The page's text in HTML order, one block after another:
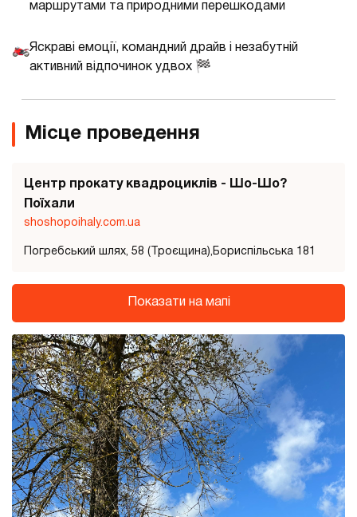
маршрутами та природними перешкодами
🏍️Яскраві емоції, командний драйв і незабутній
активний відпочинок удвох 🏁
Місце проведення
Центр прокату квадроциклів - Шо-Шо?
Поїхали
shoshopoihaly.com.ua
Погребський шлях, 58 (Троєщина),Бориспільська 181
Показати на мапі